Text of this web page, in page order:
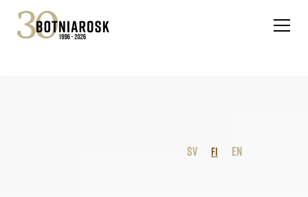
SV FI EN